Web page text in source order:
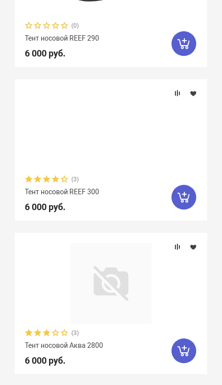
(0)
Тент носовой REEF 290
6 000 руб.
(3)
Тент носовой REEF 300
6 000 руб.
(3)
Тент носовой Аква 2800
6 000 руб.